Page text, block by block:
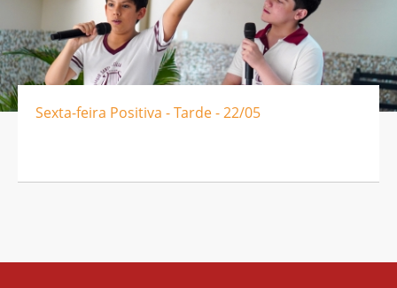
Sexta-feira Positiva - Tarde - 22/05